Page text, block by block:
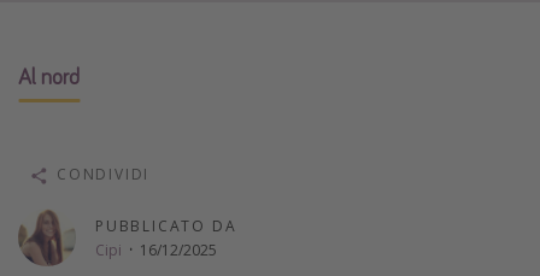
Vacanze al mare
Altri argomenti
Travel magazine
Al nord
PUBBLICATO DA
Cipi · 16/12/2025
CONDIVIDI